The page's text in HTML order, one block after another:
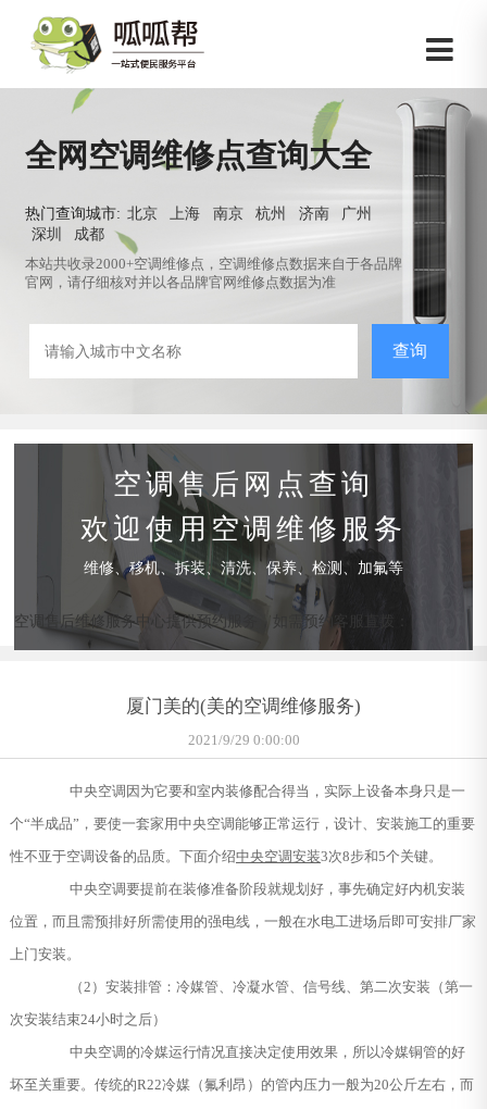
全网空调维修点查询大全
热门查询城市: 北京 上海 南京 杭州 济南
广州
深圳
成都
本站共收录2000+空调维修点，空调维修点数据来自于各品牌
官网，请仔细核对并以各品牌官网维修点数据为准
查询
空调售后网点查询
欢迎使用空调维修服务
维修、移机、拆装、清洗、保养、检测、加氟等
空调售后维修服务中心提供预约服务，如需预约客服直拨：
厦门美的(美的空调维修服务)
2021/9/29 0:00:00
中央空调因为它要和室内装修配合得当，实际上设备本身只是一
个“半成品”，要使一套家用中央空调能够正常运行，设计、安装施工的重要
性不亚于空调设备的品质。下面介绍中央空调安装3次8步和5个关键。
中央空调要提前在装修准备阶段就规划好，事先确定好内机安装
位置，而且需预排好所需使用的强电线，一般在水电工进场后即可安排厂家
上门安装。
（2）安装排管：冷媒管、冷凝水管、信号线、第二次安装（第一
次安装结束24小时之后）
中央空调的冷媒运行情况直接决定使用效果，所以冷媒铜管的好
坏至关重要。传统的R22冷媒（氟利昂）的管内压力一般为20公斤左右，而